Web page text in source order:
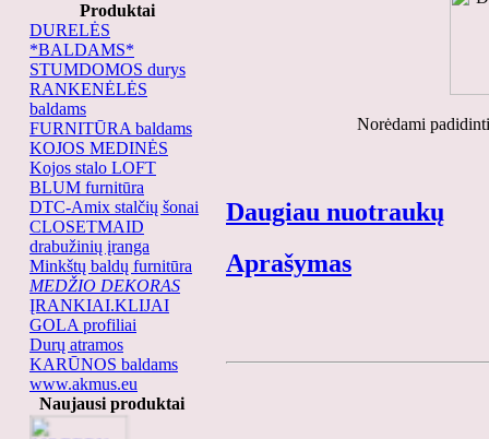
Produktai
DURELĖS
*BALDAMS*
STUMDOMOS durys
RANKENĖLĖS
baldams
FURNITŪRA baldams
KOJOS MEDINĖS
Kojos stalo LOFT
BLUM furnitūra
DTC-Amix stalčių šonai
CLOSETMAID
drabužinių įranga
Minkštų baldų furnitūra
MEDŽIO DEKORAS
ĮRANKIAI.KLIJAI
GOLA profiliai
Durų atramos
KARŪNOS baldams
www.akmus.eu
Naujausi produktai
MODERN 5,Natura
Norėdami
Daugiau nuotraukų
Aprašymas